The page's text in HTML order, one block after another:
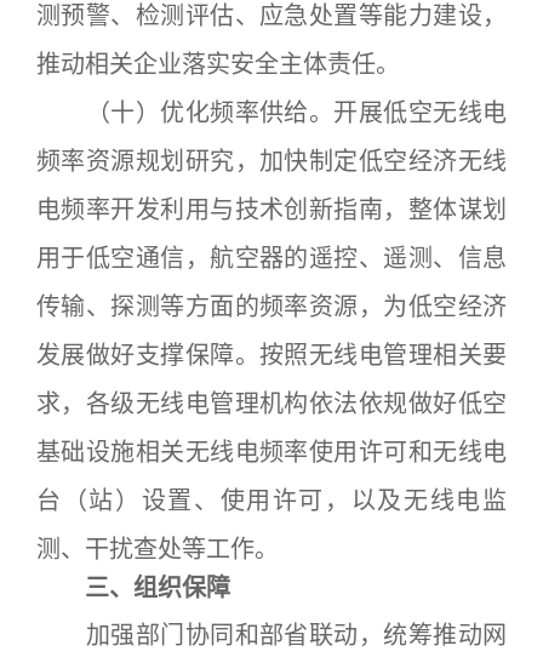
测预警、检测评估、应急处置等能力建设，
推动相关企业落实安全主体责任。
（十）优化频率供给。开展低空无线电
频率资源规划研究，加快制定低空经济无线
电频率开发利用与技术创新指南，整体谋划
用于低空通信，航空器的遥控、遥测、信息
传输、探测等方面的频率资源，为低空经济
发展做好支撑保障。按照无线电管理相关要
求，各级无线电管理机构依法依规做好低空
基础设施相关无线电频率使用许可和无线电
台（站）设置、使用许可，以及无线电监
测、干扰查处等工作。
三、组织保障
加强部门协同和部省联动，统筹推动网